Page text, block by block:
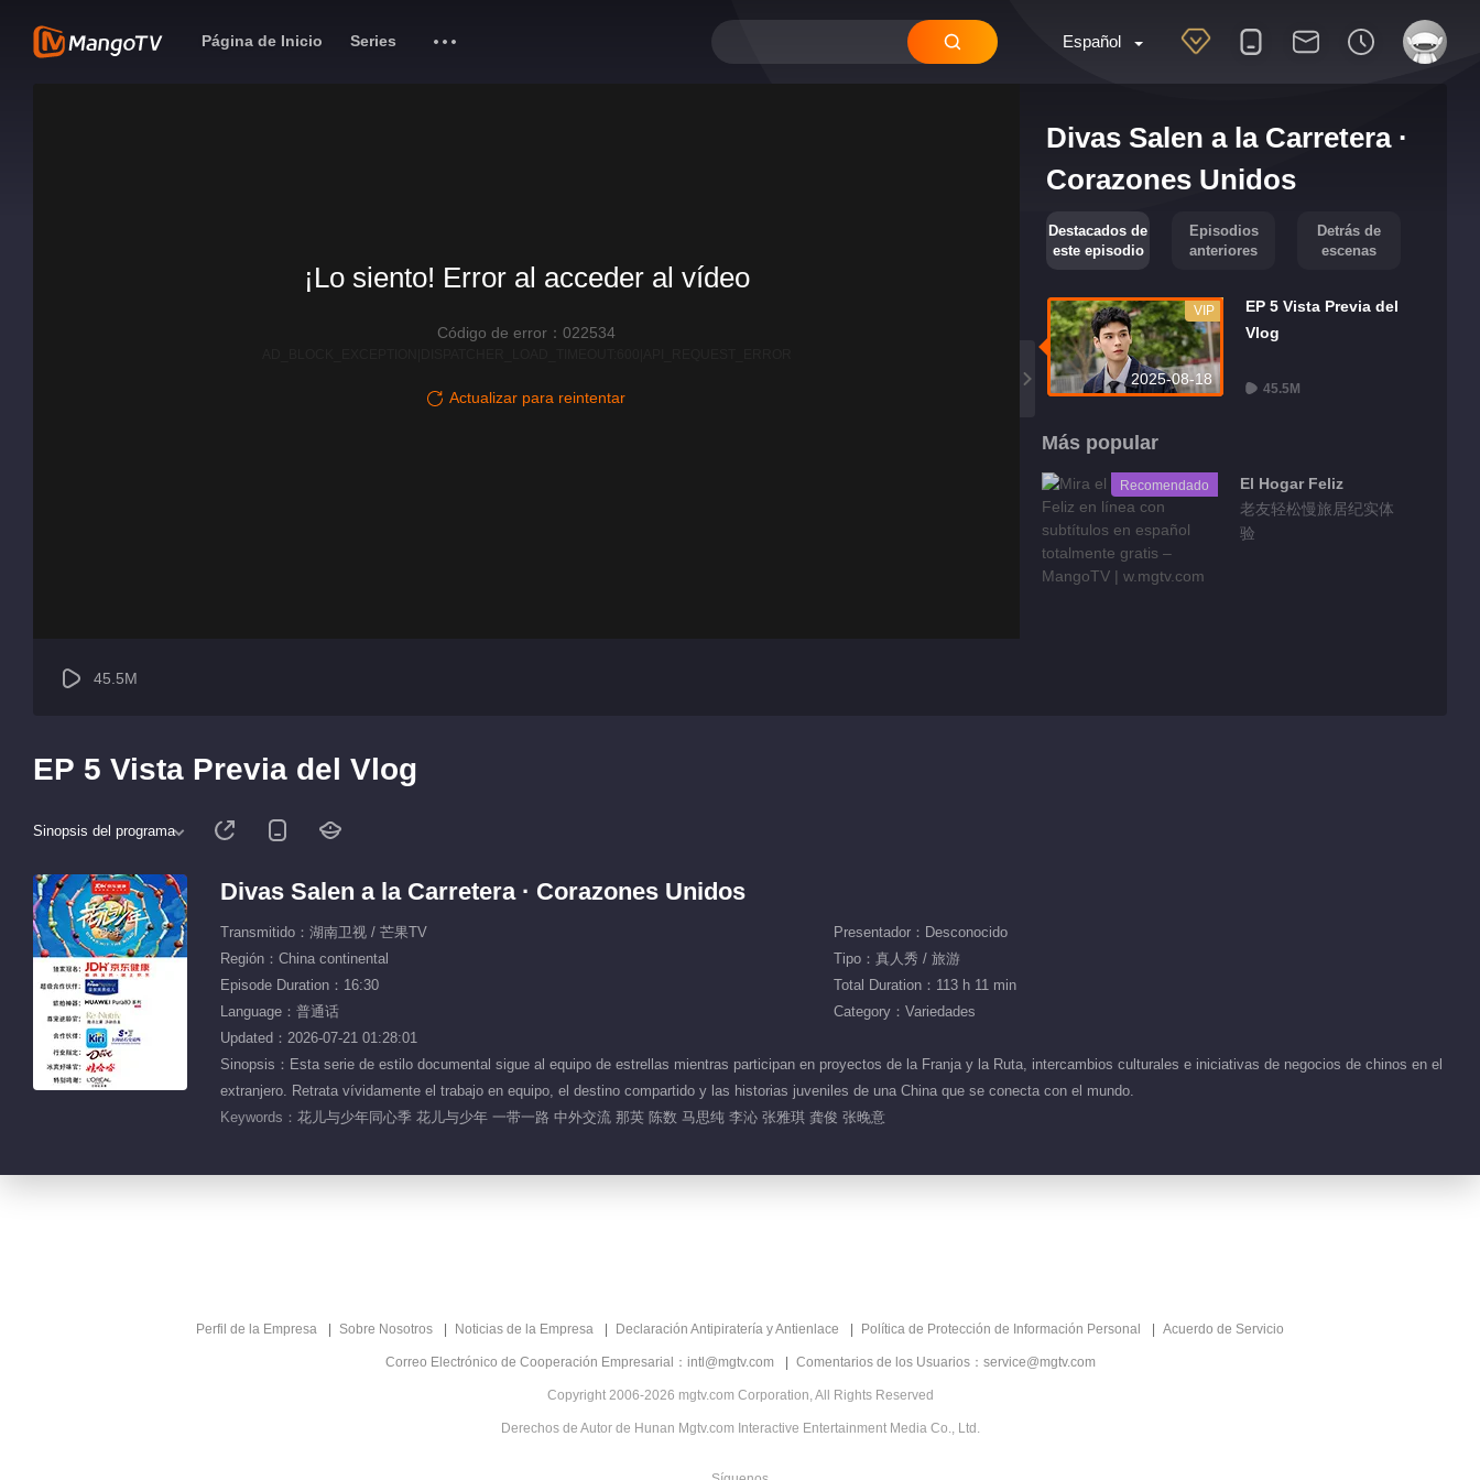
Español
Página de Inicio Series
Divas Salen a la Carretera ·
Corazones Unidos
Destacados de
este episodio
Episodios
anteriores
Detrás de
escenas
2025-08-18
VIP
EP 5 Vista Previa del
Vlog
45.5M
Más popular
Recomendado
El Hogar Feliz
老友轻松慢旅居纪实体
验
¡Lo siento! Error al acceder al vídeo
Código de error：022534
Actualizar para reintentar
45.5M
EP 5 Vista Previa del Vlog
Sinopsis del programa
Divas Salen a la Carretera · Corazones Unidos
Transmitido：湖南卫视 / 芒果TV
Presentador：Desconocido
Región：China continental
Tipo：真人秀 / 旅游
Episode Duration：16:30
Total Duration：113 h 11 min
Language：普通话
Category：Variedades
Updated：2026-07-21 01:28:01
Sinopsis：Esta serie de estilo documental sigue al equipo de estrellas mientras participan en proyectos de la Franja y la Ruta, intercambios culturales e iniciativas de negocios de chinos en el
extranjero. Retrata vívidamente el trabajo en equipo, el destino compartido y las historias juveniles de una China que se conecta con el mundo.
Keywords： 花儿与少年同心季 花儿与少年 一带一路 中外交流 那英 陈数 马思纯 李沁 张雅琪 龚俊 张晚意
Perfil de la Empresa Sobre Nosotros Noticias de la Empresa Declaración Antipiratería y Antienlace Política de Protección de Información Personal Acuerdo de Servicio
Correo Electrónico de Cooperación Empresarial：intl@mgtv.com Comentarios de los Usuarios：service@mgtv.com
Copyright 2006-2026 mgtv.com Corporation, All Rights Reserved
Derechos de Autor de Hunan Mgtv.com Interactive Entertainment Media Co., Ltd.